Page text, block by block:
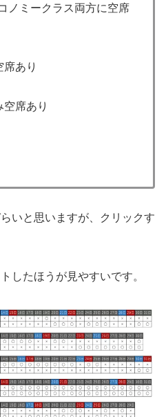
ノミークラス両方に空席
あり
席あり
いと思いますが、クリックす
したほうが見やすいです。